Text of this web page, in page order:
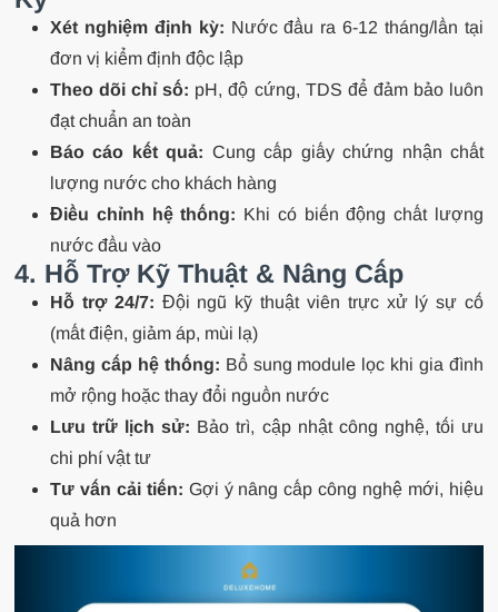
Xét nghiệm định kỳ: Nước đầu ra 6-12 tháng/lần tại
đơn vị kiểm định độc lập
Theo dõi chỉ số: pH, độ cứng, TDS để đảm bảo luôn
đạt chuẩn an toàn
Báo cáo kết quả: Cung cấp giấy chứng nhận chất
lượng nước cho khách hàng
Điều chỉnh hệ thống: Khi có biến động chất lượng
nước đầu vào
4. Hỗ Trợ Kỹ Thuật & Nâng Cấp
Hỗ trợ 24/7: Đội ngũ kỹ thuật viên trực xử lý sự cố
(mất điện, giảm áp, mùi lạ)
Nâng cấp hệ thống: Bổ sung module lọc khi gia đình
mở rộng hoặc thay đổi nguồn nước
Lưu trữ lịch sử: Bảo trì, cập nhật công nghệ, tối ưu
chi phí vật tư
Tư vấn cải tiến: Gợi ý nâng cấp công nghệ mới, hiệu
quả hơn